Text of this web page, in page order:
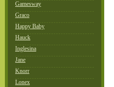
Gamesway
Graco
Happy Baby
Hauck
Inglesina
Jane
Knorr
Lonex